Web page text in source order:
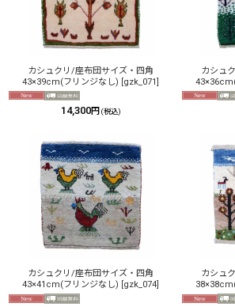
カシュクリ/座布団サイズ・四角
43×39cm(フリンジなし) [gzk_071]
14,300円 (税込)
カシュ
カシュクリ/座布団サイズ・四角
43×41cm(フリンジなし)
gzk_074
カシュ